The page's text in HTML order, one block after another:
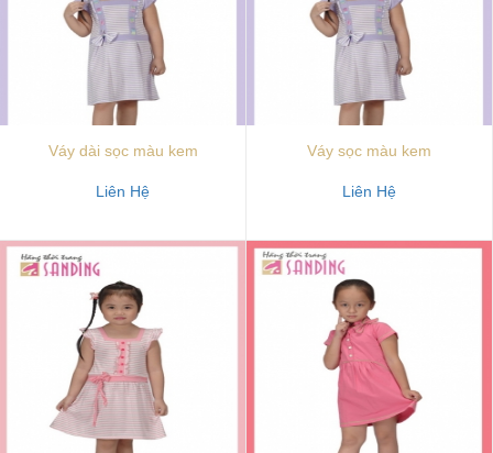
Váy dài sọc màu kem
Liên Hệ
Váy sọc màu kem
Liên Hệ